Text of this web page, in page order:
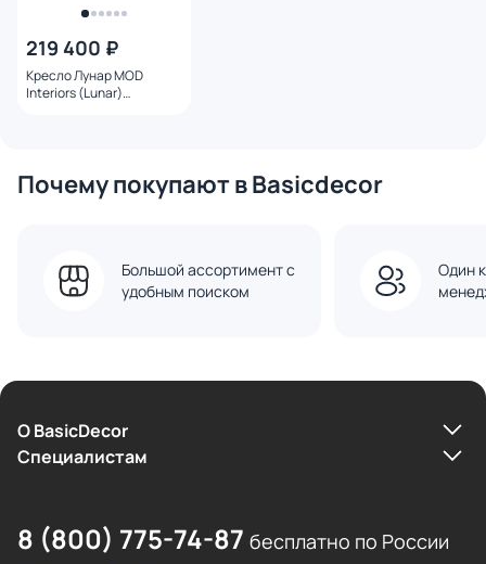
219 400 ₽
Кресло Лунар MOD
Interiors (Lunar)
Почему покупают в Basicdecor
Большой ассортимент с
удобным поиском
Один
О BasicDecor
Cпециалистам
8 (800) 775-74-87 бесплатно по России